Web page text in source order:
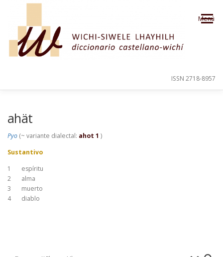
Saltar al contenido
Menú
ISSN 2718-8957
ahät
Pyo (~ variante dialectal: ahot 1 )
Sustantivo
1
espíritu
2
alma
3
muerto
4
diablo